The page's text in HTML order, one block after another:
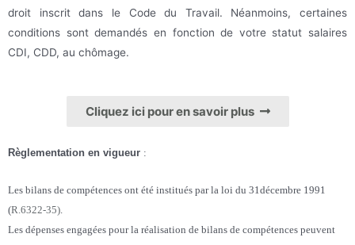
droit inscrit dans le Code du Travail. Néanmoins, certaines
conditions sont demandés en fonction de votre statut salaires
CDI, CDD, au chômage.
Cliquez ici pour en savoir plus
Règlementation en vigueur :
Les bilans de compétences ont été institués par la loi du 31décembre 1991
(R.6322-35)
Les dépenses engagées pour la réalisation de bilans de compétences peuvent